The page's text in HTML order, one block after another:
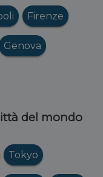
Firenze
Genova
del mondo
Tokyo